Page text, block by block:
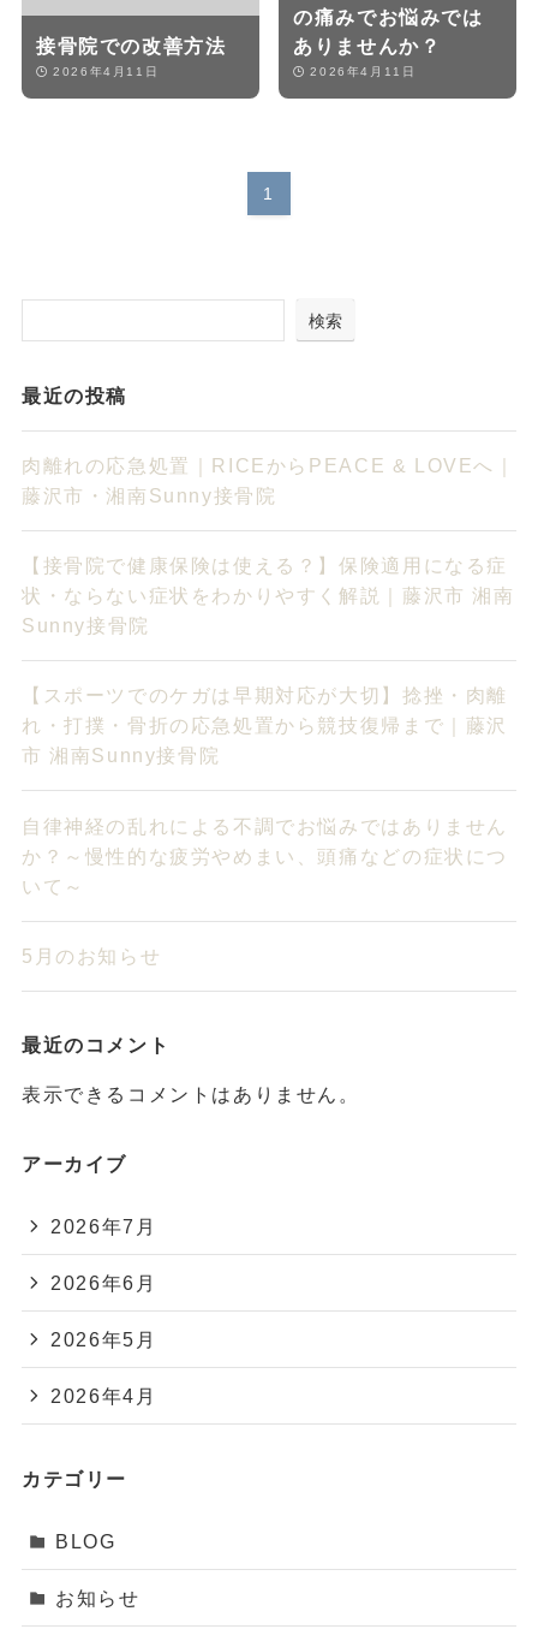
接骨院での改善方法
2026年4月11日
の痛みでお悩みでは
ありませんか？
2026年4月11日
1
検索
最近の投稿
肉離れの応急処置｜RICEからPEACE & LOVEへ｜
藤沢市・湘南Sunny接骨院
【接骨院で健康保険は使える？】保険適用になる症
状・ならない症状をわかりやすく解説｜藤沢市 湘南
Sunny接骨院
【スポーツでのケガは早期対応が大切】捻挫・肉離
れ・打撲・骨折の応急処置から競技復帰まで｜藤沢
市 湘南Sunny接骨院
自律神経の乱れによる不調でお悩みではありません
か？～慢性的な疲労やめまい、頭痛などの症状につ
いて～
5月のお知らせ
最近のコメント
表示できるコメントはありません。
アーカイブ
2026年7月
2026年6月
2026年5月
2026年4月
カテゴリー
BLOG
お知らせ